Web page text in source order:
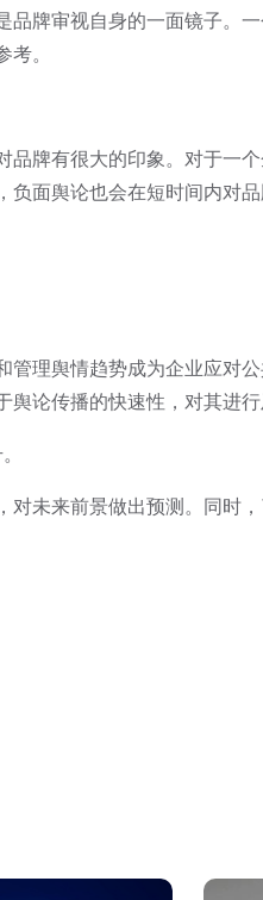
审视自身的一面镜子。
考。
有很大的印象。对于一
面舆论也会在短时间内对
理舆情趋势成为企业应对
论传播的快速性，对其进
来前景做出预测。同时，